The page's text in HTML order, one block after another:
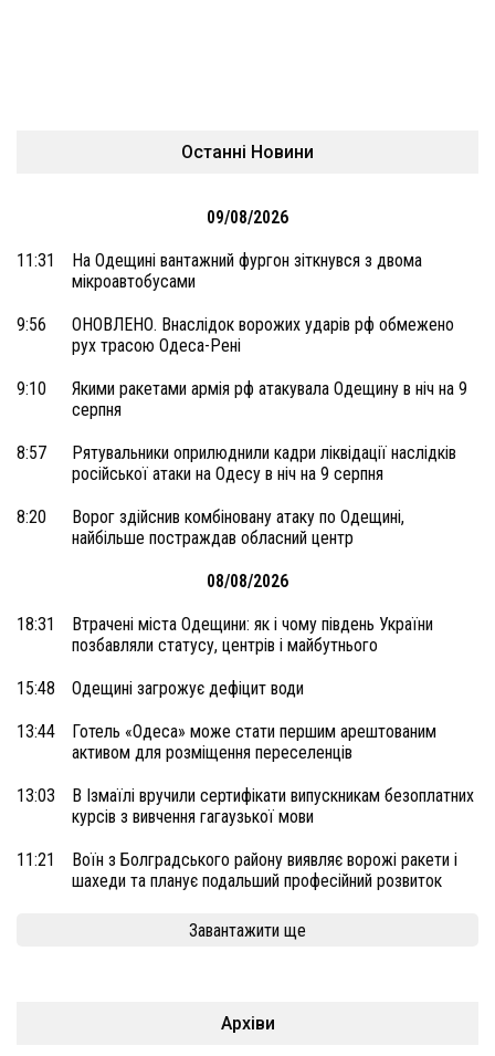
Останні Новини
09/08/2026
11:31
На Одещині вантажний фургон зіткнувся з двома
мікроавтобусами
9:56
ОНОВЛЕНО. Внаслідок ворожих ударів рф обмежено
рух трасою Одеса-Рені
9:10
Якими ракетами армія рф атакувала Одещину в ніч на 9
серпня
8:57
Рятувальники оприлюднили кадри ліквідації наслідків
російської атаки на Одесу в ніч на 9 серпня
8:20
Ворог здійснив комбіновану атаку по Одещині,
найбільше постраждав обласний центр
08/08/2026
18:31
Втрачені міста Одещини: як і чому південь України
позбавляли статусу, центрів і майбутнього
15:48 Одещині загрожує дефіцит води
13:44
Готель «Одеса» може стати першим арештованим
активом для розміщення переселенців
13:03
В Ізмаїлі вручили сертифікати випускникам безоплатних
курсів з вивчення гагаузької мови
11:21
Воїн з Болградського району виявляє ворожі ракети і
шахеди та планує подальший професійний розвиток
Завантажити ще
Архіви